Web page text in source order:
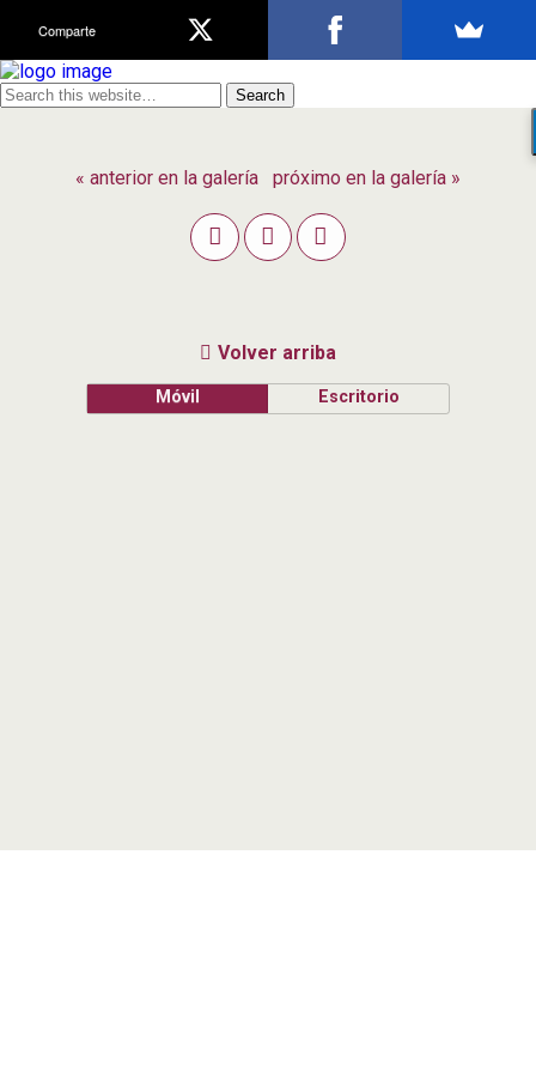
« anterior en la galería próximo en la galería »
Volver arriba
Móvil Escritorio
Comparte